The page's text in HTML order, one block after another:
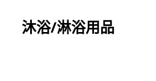
沐浴/淋浴用品